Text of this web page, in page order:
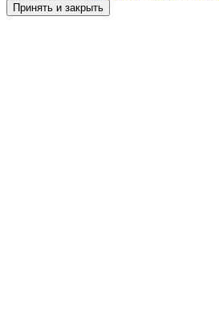
Принять и закрыть